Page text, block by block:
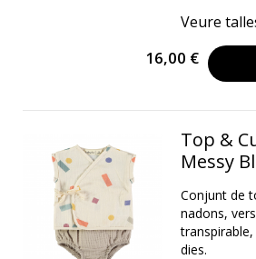
Veure
16,00 €
Top &
Messy
Conjunt de
nadons,
dies.